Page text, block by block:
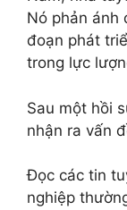
Nó phản ánh
đoạn phát
trong lực
Sau một hồi
nhận ra vấn
Đọc các tin
nghiệp